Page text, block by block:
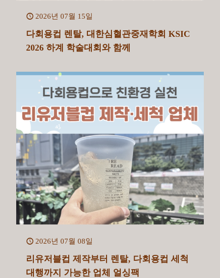
2026년 07월 15일
다회용컵 렌탈, 대한심혈관중재학회 KSIC
2026 하계 학술대회와 함께
2026년 07월 08일
리유저블컵 제작부터 렌탈, 다회용컵 세척
대행까지 가능한 업체 얼싱팩